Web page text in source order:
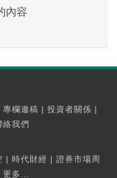
內容
專欄邀稿 | 投資者關係 |
絡我們
| 時代財經 | 證券市場周
更多...